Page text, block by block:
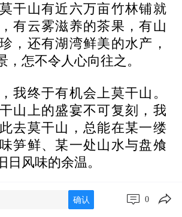
干山有近六万亩竹林铺就
有云雾滋养的茶果，有山
，还有湖湾鲜美的水产，
，怎不令人心向往之。
我终于有机会上莫干山。
山上的盛宴不可复刻，我
去莫干山，总能在某一缕
笋鲜、某一处山水与盘飧
日风味的余温。
驶，我的兴致随着海拔升
过一个村庄时，几位村民
确认 0